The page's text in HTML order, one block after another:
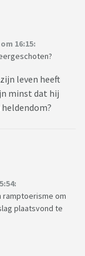
16:15:
leven heeft
minst dat hij
ramptoerisme om
plaatsvond te